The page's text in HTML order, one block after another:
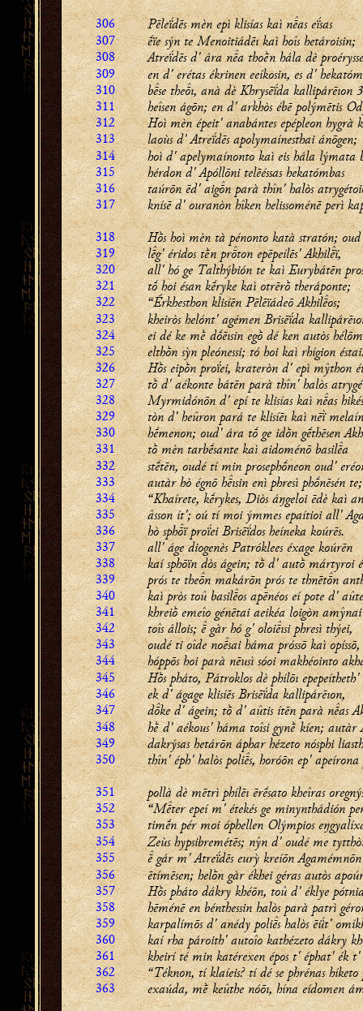
306 Pēleḯdēs mèn epì klisías kaì nas eḯsas
307 ḗïe sýn te Menoitiádēı kaì hoîs hetároisin;
308 Atreḯdēs d' ára na thoḕn hála dè
309 en d' erétas ékrinen eeíkosin, es d'
310 bse theı, anà dè Khrysēḯda kallipárēıon
311 heîsen ágōn; en d' arkhòs ébē polýmētis
312 Hoì mèn épeit' anabántes epépleon hygrà
313 laoùs d' Atreḯdēs apolymaínesthai ánōgen;
314 hoì d' apelymaínonto kaì eis hála lýmata
315 hérdon d' Apóllōni telēéssas hekatómbas
316 taúrōn ēd' aign parà thîn' halòs
317 knísē d' ouranòn hîken helissoménē perì
318 Hṑs hoì mèn tà pénonto katà stratón;
319 lg' éridos tḕn prton epēpeílēs' Akhilï,
320 all' hó ge Talthýbión te kaì Eurybátēn
321 tṓ hoi ésan kḗryke kaì otrērṑ theráponte;
322 “Érkhesthon klisíēn Pēlēïádeō Akhilos;
323 kheiròs helónt' agémen Brisēḯda
324 ei dé ke mḕ dṓēısin egṑ dé ken autòs
325 elthṑn sỳn pleónessi; tó hoi kaì rhígion
326 Hṑs eipṑn proḯei, krateròn d' epì mŷthon
327 tṑ d' aékonte bátēn parà thîn' halòs
328 Myrmidónōn d' epí te klisías kaì nas
329 tòn d' heûron pará te klisíēı kaì nēï̀
330 hḗmenon; oud' ára tṓ ge idṑn gḗthēsen
331 tṑ mèn tarbḗsante kaì aidoménō basila
332 stḗtēn, oudé tí min prosephṓneon oud'
333 autàr hò égnō hısin enì phresì phṓnēsén te;
334 “Khaírete, kḗrykes, Diòs áŋgeloi ēdè kaì
335 âsson ít'; oú tí moi ýmmes epaítioi all'
336 hò sphï proḯei Brisēḯdos heíneka koúrēs.
337 all' áge diogenès Patróklees éxage koúrēn
338 kaí sphōïn dòs ágein; tṑ d' autṑ mártyroi
339 prós te then makárōn prós te thnētn
340 kaì pròs toû basilos apēnéos eí pote d' aûte
341 khreiṑ emeîo génētai aeikéa loigòn amŷnai
342 toîs állois;  gàr hó g' oloiısi phresì thýei,
343 oudé ti oîde nosai háma próssō kaì opíssō,
344 hóppōs hoi parà nēusì sóoi makhéointo
345 Hṑs pháto, Pátroklos dè phílōı epepeítheth'
346 ek d' ágage klisíēs Brisēḯda kallipárēıon,
347 dke d' ágein; tṑ d' aûtis ítēn parà nas
348 hḕ d' aékous' háma toîsi gynḕ kíen; autàr
349 dakrýsas hetárōn áphar hézeto nósphi
350 thîn' éph' halòs polis, horóōn ep'
351 pollà dè mētrì phílēı ērḗsato kheîras
352 “Mter epeí m' étekés ge minynthádión
353 timḗn pér moi óphellen Olýmpios
354 Zeùs hypsibremétēs; nŷn d' oudé me
355  gár m' Atreḯdēs eurỳ kreíōn Agamémnōn
356 ētímēsen; helṑn gàr ékhei géras autòs
357 Hṑs pháto dákry khéōn, toû d' éklye
358 hēménē en bénthessin halòs parà patrì
359 karpalímōs d' anédy polis halòs ēǘt'
360 kaí rha pároith' autoîo kathézeto dákry
361 kheirí té min katérexen épos t' éphat' ék
362 “Téknon, tí klaíeis? tí dé se phrénas híketo
363 exaúda, mḕ keûthe nóōı, hína eídomen